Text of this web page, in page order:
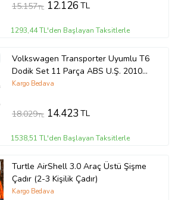
15.157TL 12.126TL
1293,44 TL'den Başlayan Taksitlerle
Volkswagen Transporter Uyumlu T6
Dodik Set 11 Parça ABS U.Ş. 2010
2014 Model Arası
Kargo Bedava
18.029TL 14.423TL
1538,51 TL'den Başlayan Taksitlerle
Turtle AirShell 3.0 Araç Üstü Şişme
Çadır (2-3 Kişilik Çadır)
Kargo Bedava